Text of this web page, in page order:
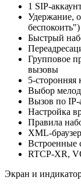
1 SIP-
Удержание,
беспокоить")
Быстрый
Групповое
вызовы
5-сторонняя
Выбор
Вызов по IP-
Настройка
Правила
XML-
Встроенные
RTCP-XR,
Экран и